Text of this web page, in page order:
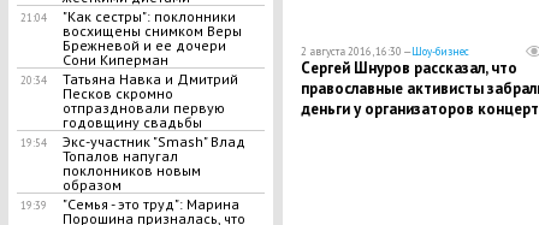
21:04
"Как сестры": поклонники
восхищены снимком Веры
Брежневой и ее дочери
Сони Киперман
20:34
Татьяна Навка и Дмитрий
Песков скромно
отпраздновали первую
годовщину свадьбы
19:54
Экс-участник "Smash" Влад
Топалов напугал
поклонников новым
образом
19:39
"Семья - это труд": Марина
Порошина призналась, что
2 августа 2016, 16:30 —Шоу-бизнес
Сергей Шнуров рассказал, что
православные активисты
деньги у организаторов